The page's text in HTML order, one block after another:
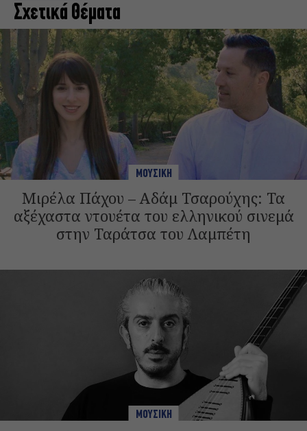
Σχετικά Θέματα
ΜΟΥΣΙΚΗ
Μιρέλα Πάχου – Αδάμ Τσαρούχης: Τα
αξέχαστα ντουέτα του ελληνικού σινεμά
στην Ταράτσα του Λαμπέτη
ΜΟΥΣΙΚΗ